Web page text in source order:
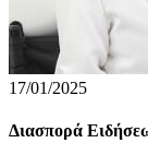
17/01/2025
Διασπορά